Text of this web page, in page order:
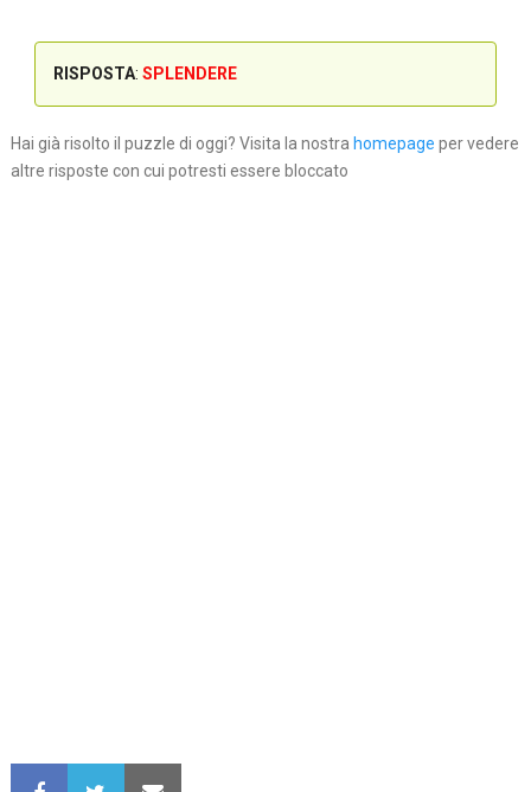
RISPOSTA: SPLENDERE
Hai già risolto il puzzle di oggi? Visita la nostra homepage per vedere
altre risposte con cui potresti essere bloccato